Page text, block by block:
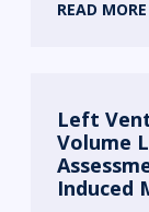
READ MORE
Left
Volume
Induced